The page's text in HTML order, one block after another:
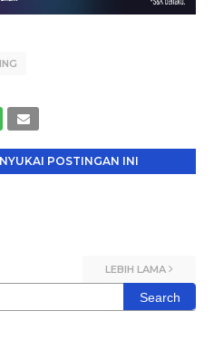
POSTINGAN INI
LEBIH LAMA
Search